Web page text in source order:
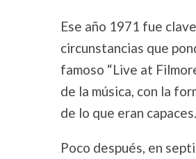
Ese año 1971 fue
circunstancias que
famoso “Live at
de la música, con la
de lo que eran capaces.
Poco después, en